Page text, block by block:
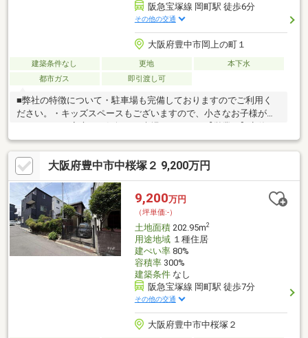
阪急宝塚線 岡町駅 徒歩6分
その他の交通
大阪府豊中市岡上の町１
建築条件なし 更地
本下水
都市ガス
即引渡し可
■弊社の特徴について・駐車場も完備しておりますのでご利用く
ださい。・キッズスペースもございますので、小さなお子様がい
らっしゃるご家庭もお気軽のご来場ください！【営業日】定休日
はございません。水曜日も営業しております。【営業時間】10：
00～19：00※上記時間はお電話が繋がりやすくなっておりま
す。・リフォーム担当、ローン担当が居ておりますので、何でも
気軽にご相談いただけます！・その他、弊社独自の物件管理シス
テム「Willing-Navi」で、お客様にぴったりの物件のご紹介が可能
です！
大阪府豊中市中桜塚２ 9,200万円
9,200万円
（坪単価:-）
土地面積202.95m2
用途地域１種住居
建ぺい率80%
容積率300%
建築条件なし
阪急宝塚線 岡町駅 徒歩7分
その他の交通
大阪府豊中市中桜塚２